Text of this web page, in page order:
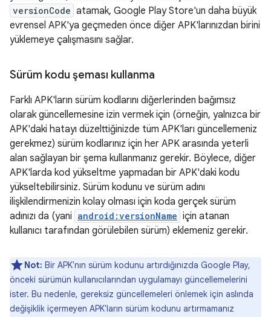
versionCode atamak, Google Play Store'un daha büyük
evrensel APK'ya geçmeden önce diğer APK'larınızdan birini
yüklemeye çalışmasını sağlar.
Sürüm kodu şeması kullanma
Farklı APK'ların sürüm kodlarını diğerlerinden bağımsız
olarak güncellemesine izin vermek için (örneğin, yalnızca bir
APK'daki hatayı düzelttiğinizde tüm APK'ları güncellemeniz
gerekmez) sürüm kodlarınız için her APK arasında yeterli
alan sağlayan bir şema kullanmanız gerekir. Böylece, diğer
APK'larda kod yükseltme yapmadan bir APK'daki kodu
yükseltebilirsiniz. Sürüm kodunu ve sürüm adını
ilişkilendirmenizin kolay olması için koda gerçek sürüm
adınızı da (yani android:versionName için atanan
kullanıcı tarafından görülebilen sürüm) eklemeniz gerekir.
Not: Bir APK'nın sürüm kodunu artırdığınızda Google Play,
önceki sürümün kullanıcılarından uygulamayı güncellemelerini
ister. Bu nedenle, gereksiz güncellemeleri önlemek için aslında
değişiklik içermeyen APK'ların sürüm kodunu artırmamanız